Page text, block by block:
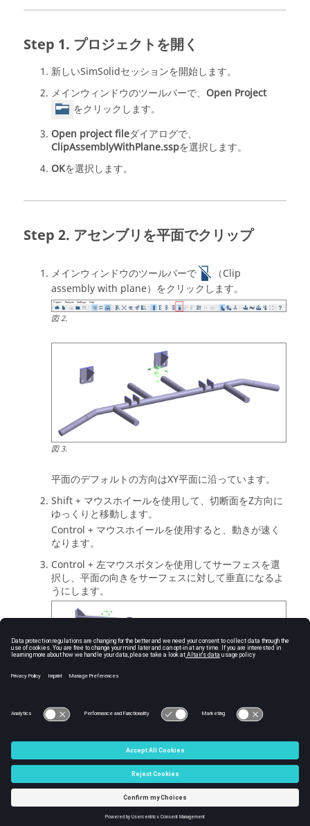
プロジェクトを開く
新しいSimSolidセッションを開始します。
メインウィンドウのツールバーで、 Open Project
をクリックします。
Open project fileダイアログで、
ClipAssemblyWithPlane.sspを選択します。
OKを選択します。
アセンブリを平面でクリップ
メインウィンドウのツールバーで
（Clip
assembly with plane）をクリックします。
図2.
図3.
平面のデフォルトの方向はXY平面に沿っています。
Shift+ マウスホイールを使用して、切断面をZ方向に
ゆっくりと移動します。
Control + マウスホイールを使用すると、動きが速く
なります。
Control + 左マウスボタンを使用してサーフェスを選
択し、平面の向きをサーフェスに対して垂直になるよ
うにします。
© 2025 Altair Engineering, Inc. All Rights Reserved.
Intellectual Property Rights Notice|Technical Support
☼